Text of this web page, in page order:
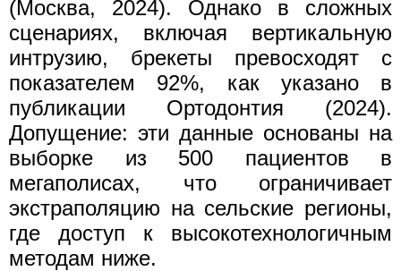
(Москва, 2024). Однако в сложных
сценариях, включая вертикальную
интрузию, брекеты превосходят с
показателем 92%, как указано в
публикации Ортодонтия (2024).
Допущение: эти данные основаны на
выборке из 500 пациентов в
мегаполисах, что ограничивает
экстраполяцию на сельские регионы,
где доступ к высокотехнологичным
методам ниже.